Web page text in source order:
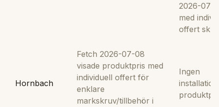
2026-07-
med
offert
Hornbach
Fetch 2026-07-08
visade produktpris med
individuell offert för
enklare
markskruv/tillbehör i
Ingen